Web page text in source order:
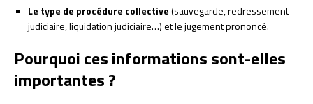
Le type de procédure collective(sauvegarde, redressement
judiciaire, liquidation judiciaire…) et le jugement prononcé.
Pourquoi ces informations sont-elles
importantes ?